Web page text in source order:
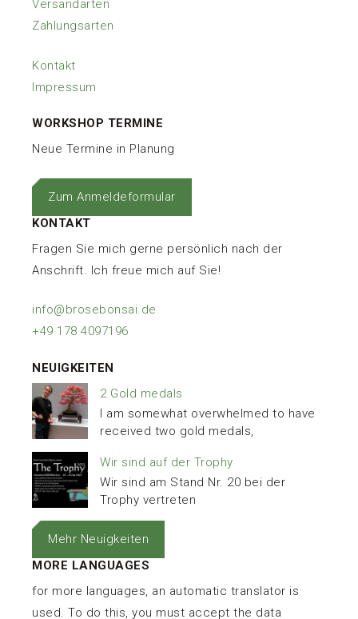
Versandarten
Zahlungsarten
Kontakt
Impressum
WORKSHOP TERMINE
Neue Termine in Planung
Zum Anmeldeformular
KONTAKT
Fragen Sie mich gerne persönlich nach der
Anschrift. Ich freue mich auf Sie!
info@brosebonsai.de
+49 178 4097196
NEUIGKEITEN
2 Gold medals
I am somewhat overwhelmed to have
received two gold medals,
Wir sind auf der Trophy
Wir sind am Stand Nr. 20 bei der
Trophy vertreten
Mehr Neuigkeiten
MORE LANGUAGES
for more languages, an automatic translator is
used. To do this, you must accept the data